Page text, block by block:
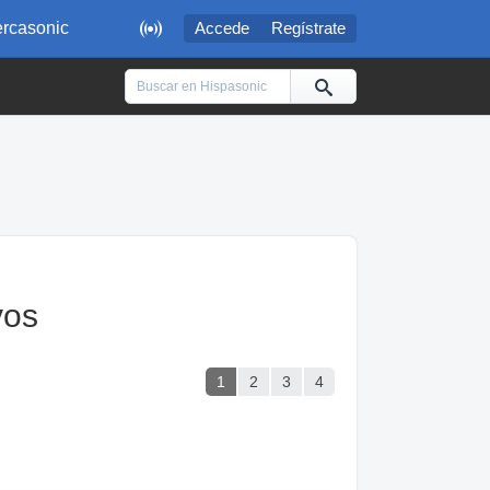
 Accede Regístrate
1 2 3 4